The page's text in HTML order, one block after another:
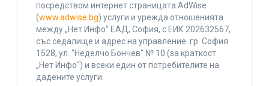
посредством интернет страницата AdWise
(www.adwise.bg) услуги и урежда отношенията
между „Нет Инфо“ ЕАД, София, с ЕИК 202632567,
със седалище и адрес на управление: гр. София
1528, ул. "Неделчо Бончев" № 10 (за краткост
„Нет Инфо“) и всеки един от потребителите на
дадените услуги.